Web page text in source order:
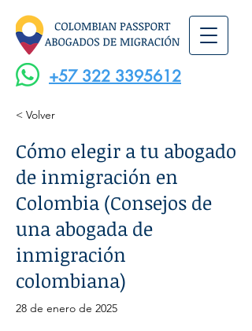
+57 322 3395612
< Volver
Cómo elegir a tu abogado
de inmigración en
Colombia (Consejos de
una abogada de
inmigración
colombiana)
28 de enero de 2025